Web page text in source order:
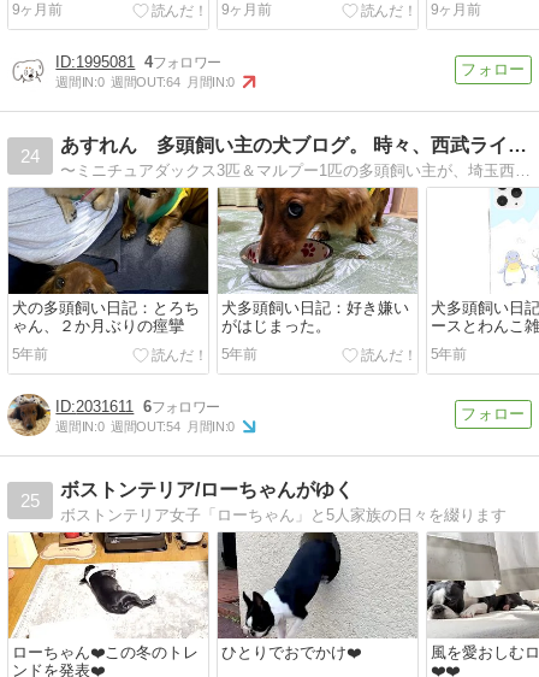
9ヶ月前 9ヶ月前 9ヶ月前
1995081 4
週間IN:0 週間OUT:64 月間IN:0
24
あすれん 多頭飼い主の犬ブログ。 時々、西武ライオンズ。
〜ミニチュアダックス3匹＆マルプー1匹の多頭飼い主が、埼玉西武ライオンズを応援しながら、レビューなどをして送る生活模様〜
犬の多頭飼い日記：とろち
ゃん、２か月ぶりの痙攣
5年前
犬多頭飼い日記：好き嫌い
がはじまった。
5年前
犬多頭飼い日
ースとわんこ
5年前
2031611 6
週間IN:0 週間OUT:54 月間IN:0
25
ボストンテリア/ローちゃんがゆく
ボストンテリア女子「ローちゃん」と5人家族の日々を綴ります
ローちゃん❤️この冬のトレ
ンドを発表❤️
ひとりでおでかけ❤️
風を愛おしむ
❤️❤️